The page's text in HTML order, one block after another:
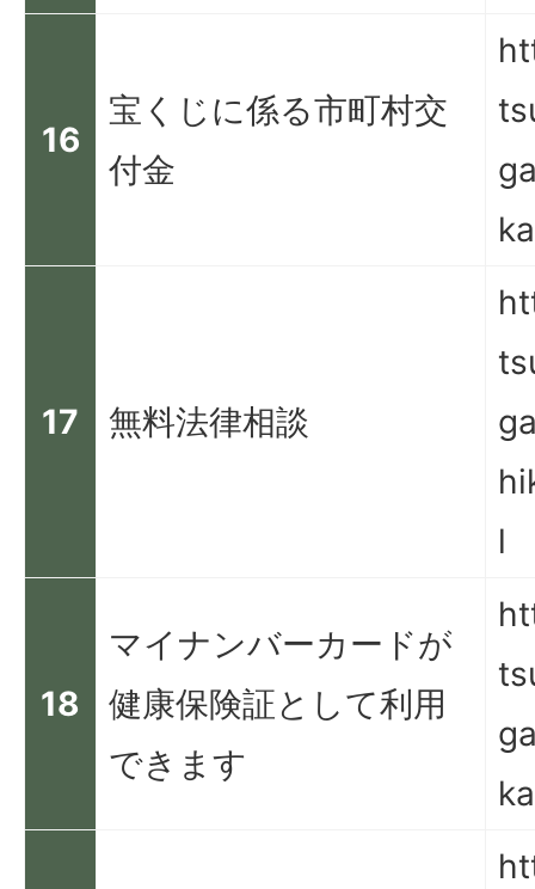
16
宝くじに係る市町村交
付金
17 無料法律相談
l
18
マイナンバーカードが
健康保険証として利用
できます